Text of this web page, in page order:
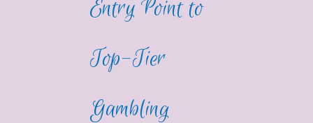
Entry Point to
Top-Tier
Gambling